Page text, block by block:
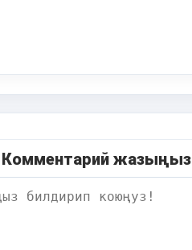
жазыңыз